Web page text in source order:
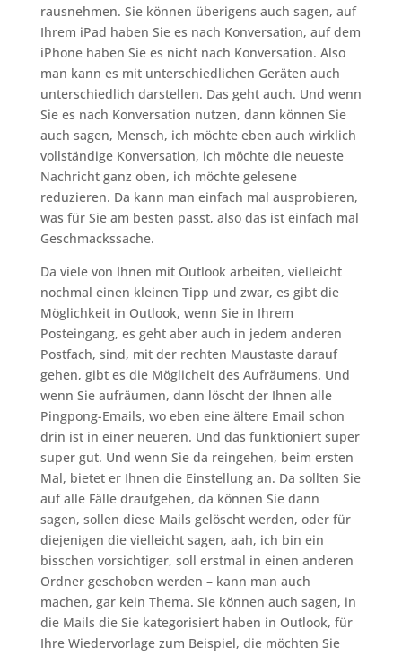
rausnehmen. Sie können überigens auch sagen, auf
Ihrem iPad haben Sie es nach Konversation, auf dem
iPhone haben Sie es nicht nach Konversation. Also
man kann es mit unterschiedlichen Geräten auch
unterschiedlich darstellen. Das geht auch. Und wenn
Sie es nach Konversation nutzen, dann können Sie
auch sagen, Mensch, ich möchte eben auch wirklich
vollständige Konversation, ich möchte die neueste
Nachricht ganz oben, ich möchte gelesene
reduzieren. Da kann man einfach mal ausprobieren,
was für Sie am besten passt, also das ist einfach mal
Geschmackssache.
Da viele von Ihnen mit Outlook arbeiten, vielleicht
nochmal einen kleinen Tipp und zwar, es gibt die
Möglichkeit in Outlook, wenn Sie in Ihrem
Posteingang, es geht aber auch in jedem anderen
Postfach, sind, mit der rechten Maustaste darauf
gehen, gibt es die Möglicheit des Aufräumens. Und
wenn Sie aufräumen, dann löscht der Ihnen alle
Pingpong-Emails, wo eben eine ältere Email schon
drin ist in einer neueren. Und das funktioniert super
super gut. Und wenn Sie da reingehen, beim ersten
Mal, bietet er Ihnen die Einstellung an. Da sollten Sie
auf alle Fälle draufgehen, da können Sie dann
sagen, sollen diese Mails gelöscht werden, oder für
diejenigen die vielleicht sagen, aah, ich bin ein
bisschen vorsichtiger, soll erstmal in einen anderen
Ordner geschoben werden – kann man auch
machen, gar kein Thema. Sie können auch sagen, in
die Mails die Sie kategorisiert haben in Outlook, für
Ihre Wiedervorlage zum Beispiel, die möchten Sie